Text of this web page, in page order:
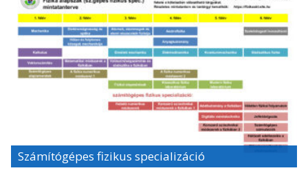
Számítógépes fizikus specializáció